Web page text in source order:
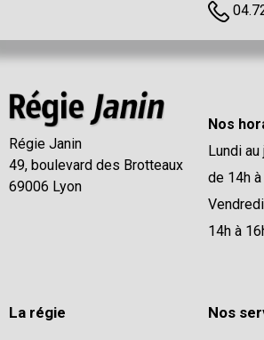
Régie Janin
49, boulevard des Brotteaux
69006 Lyon
Nos
Lundi
de 14h
14h à
La régie Nos